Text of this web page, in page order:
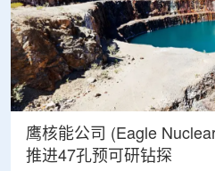
鹰核能公司 (Eagle
推进47孔预可研钻探